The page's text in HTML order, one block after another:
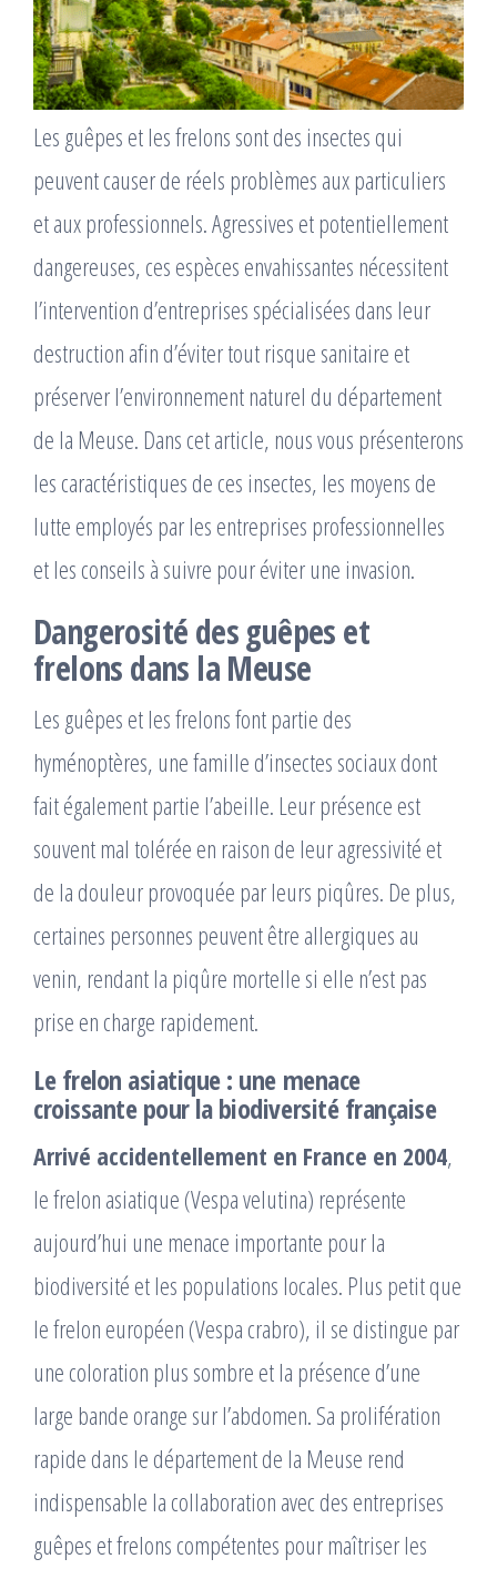
Les guêpes et les frelons sont des insectes qui
peuvent causer de réels problèmes aux particuliers
et aux professionnels. Agressives et potentiellement
dangereuses, ces espèces envahissantes nécessitent
l’intervention d’entreprises spécialisées dans leur
destruction afin d’éviter tout risque sanitaire et
préserver l’environnement naturel du département
de la Meuse. Dans cet article, nous vous présenterons
les caractéristiques de ces insectes, les moyens de
lutte employés par les entreprises professionnelles
et les conseils à suivre pour éviter une invasion.
Dangerosité des guêpes et
frelons dans la Meuse
Les guêpes et les frelons font partie des
hyménoptères, une famille d’insectes sociaux dont
fait également partie l’abeille. Leur présence est
souvent mal tolérée en raison de leur agressivité et
de la douleur provoquée par leurs piqûres. De plus,
certaines personnes peuvent être allergiques au
venin, rendant la piqûre mortelle si elle n’est pas
prise en charge rapidement.
Le frelon asiatique : une menace
croissante pour la biodiversité française
Arrivé accidentellement en France en 2004,
le frelon asiatique (Vespa velutina) représente
aujourd’hui une menace importante pour la
biodiversité et les populations locales. Plus petit que
le frelon européen (Vespa crabro), il se distingue par
une coloration plus sombre et la présence d’une
large bande orange sur l’abdomen. Sa prolifération
rapide dans le département de la Meuse rend
indispensable la collaboration avec des entreprises
guêpes et frelons compétentes pour maîtriser les